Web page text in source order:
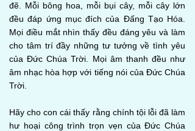
đẽ. Mỗi bông hoa, mỗi bụi cây, mỗi cây lớn
đều đáp ứng mục đích của Đấng Tạo Hóa.
Mọi điều mắt nhìn thấy đều đáng yêu và làm
cho tâm trí đầy những tư tưởng về tình yêu
của Đức Chúa Trời. Mọi âm thanh đều như
âm nhạc hòa hợp với tiếng nói của Đức Chúa
Trời.
Hãy cho con cái thấy rằng chính tội lỗi đã làm
hư hoại công trình trọn vẹn của Đức Chúa